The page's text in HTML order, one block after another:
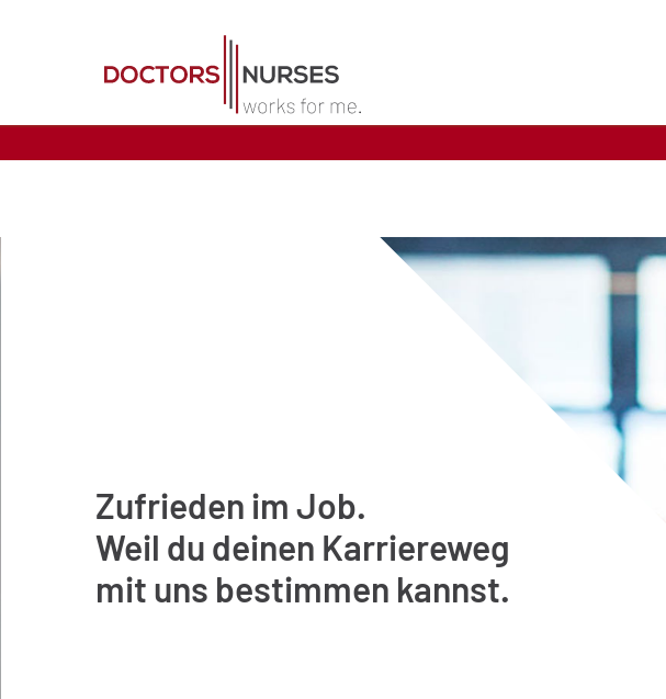
Zufrieden im Job.
Weil du deinen Karriereweg
mit uns bestimmen kannst.